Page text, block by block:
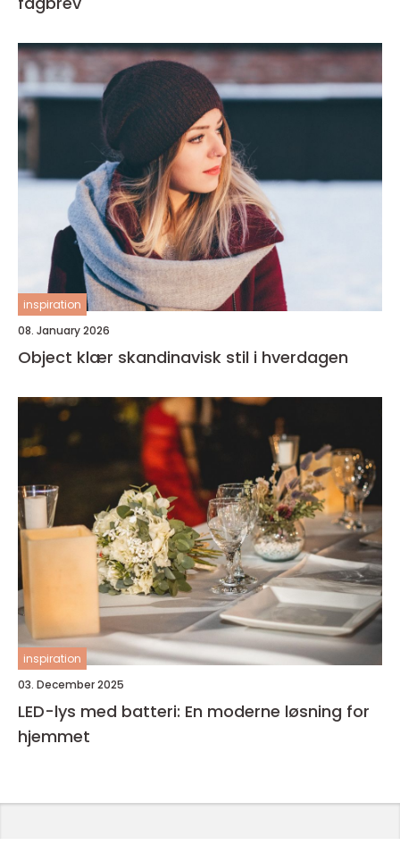
inspiration
08. January 2026
Object klær skandinavisk stil i hverdagen
inspiration
03. December 2025
LED-lys med batteri: En moderne løsning for
hjemmet